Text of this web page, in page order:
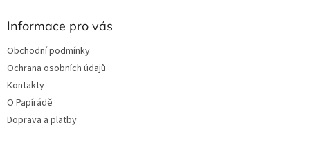
Informace pro vás
Obchodní podmínky
Ochrana osobních údajů
Kontakty
O Papírádě
Doprava a platby